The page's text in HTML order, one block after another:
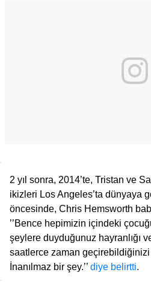
2 yıl sonra, 2014’te, Tristan ve
ikizleri Los Angeles’ta dünyaya
öncesinde, Chris Hemsworth
’’Bence hepimizin içindeki
şeylere duyduğunuz hayranlığı
saatlerce zaman geçirebildiğinizi
İnanılmaz bir şey.’’ diye belirtti.